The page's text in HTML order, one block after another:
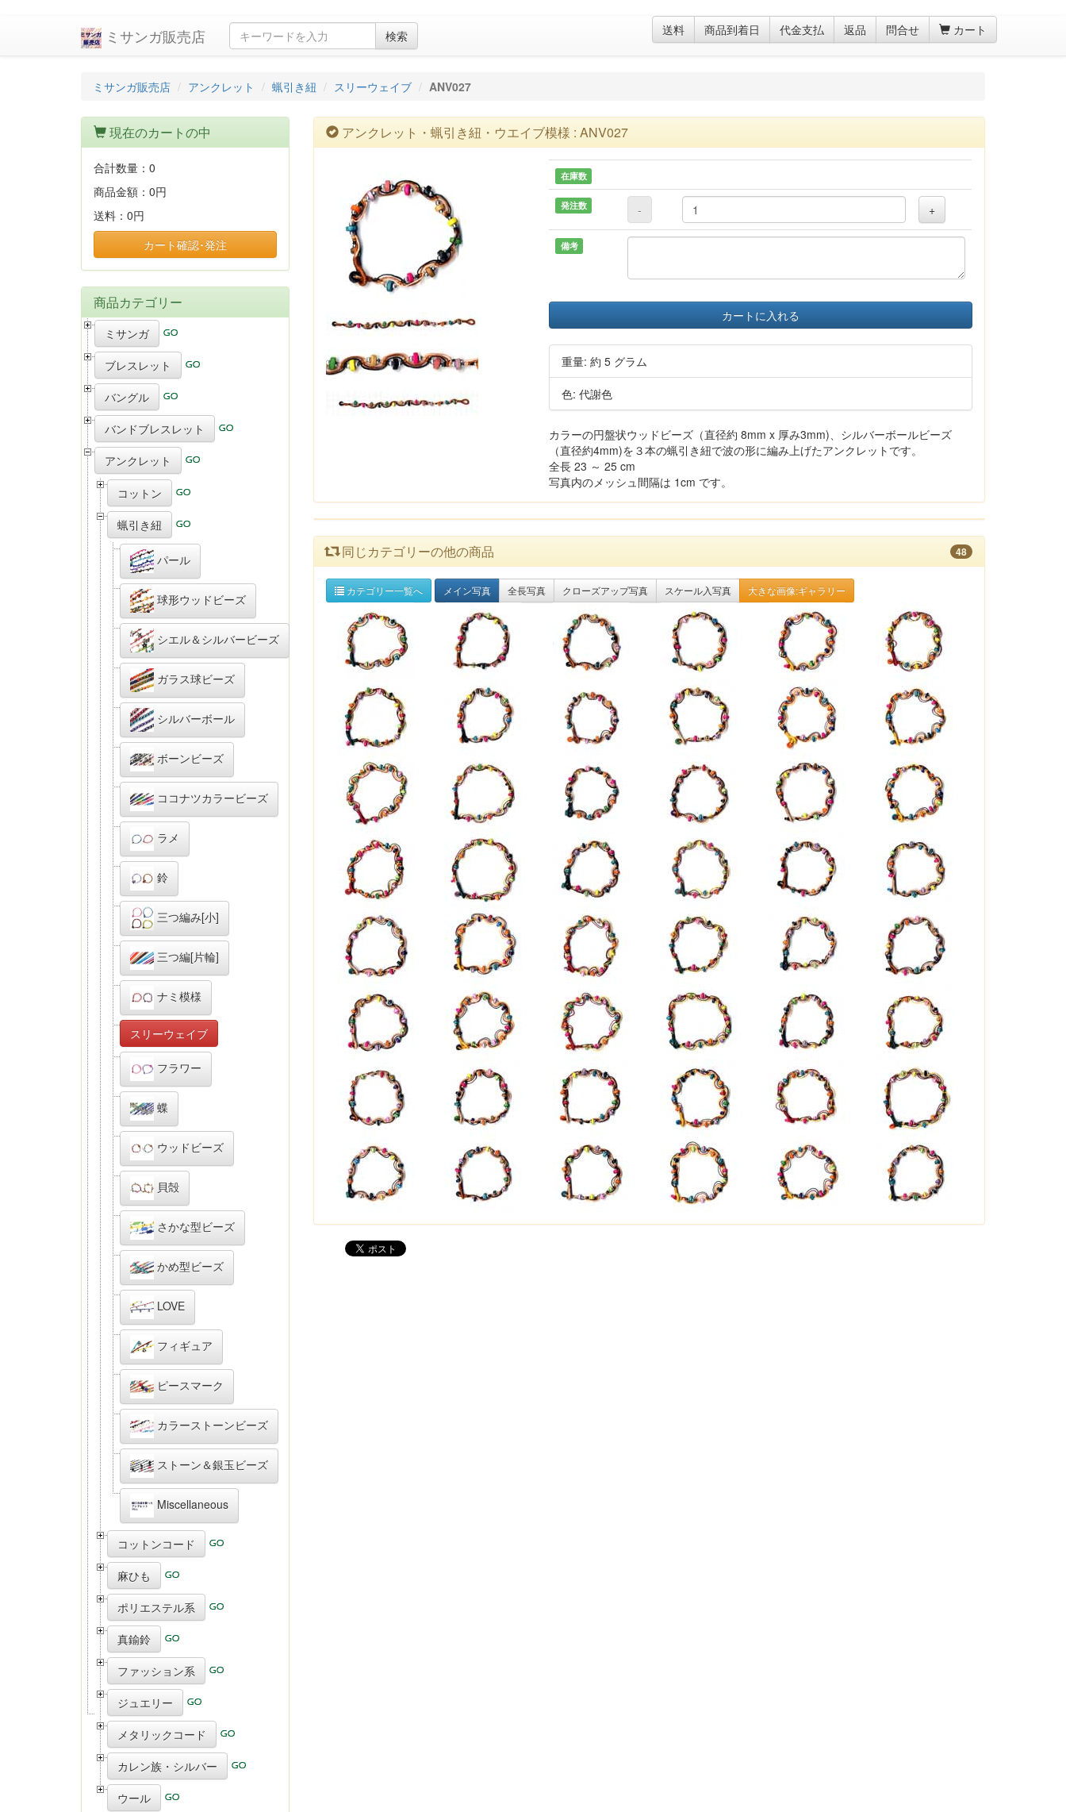
ミサンガ販売店 検索 送料 商品到着日 代金支払 返品 問合せ カート
ミサンガ販売店 アンクレット 蝋引き紐 スリーウェイブ ANV027
アンクレット・蝋引き紐・ウエイブ模様 : ANV027
在庫数
発注数 - +
備考
カートに入れる
重量: 約 5 グラム
色: 代謝色
カラーの円盤状ウッドビーズ（直径約 8mm x 厚み3mm)、シルバーボールビーズ
（直径約4mm)を３本の蝋引き紐で波の形に編み上げたアンクレットです。
全長 23 ～ 25 cm
写真内のメッシュ間隔は 1cm です。
同じカテゴリーの他の商品 48
カテゴリー一覧へ メイン写真 全長写真 クローズアップ写真 スケール入写真 大きな画像:ギャラリー
現在のカートの中
合計数量： 0
商品金額： 0円
送料： 0円
カート確認･発注
商品カテゴリー
ミサンガ
ブレスレット
バングル
バンドブレスレット
アンクレット
コットン
蝋引き紐
パール
球形ウッドビーズ
シエル＆シルバービーズ
ガラス球ビーズ
シルバーボール
ボーンビーズ
ココナツカラービーズ
ラメ
鈴
三つ編み[小]
三つ編[片輪]
ナミ模様
スリーウェイブ
フラワー
蝶
ウッドビーズ
貝殻
さかな型ビーズ
かめ型ビーズ
LOVE
フィギュア
ピースマーク
カラーストーンビーズ
ストーン＆銀玉ビーズ
Miscellaneous
コットンコード
麻ひも
ポリエステル系
真鍮鈴
ファッション系
ジュエリー
メタリックコード
カレン族・シルバー
ウール